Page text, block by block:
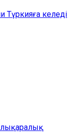
Түркияға келеді